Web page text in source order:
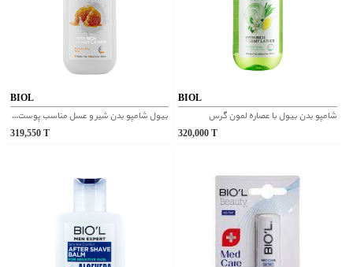
BIOL
بیول شامپو بدن شیر و عسل مناسب پوست های خیلی خشک
319,550
BIOL
شامپو بدن بیول با عصاره لمون گرس
320,000